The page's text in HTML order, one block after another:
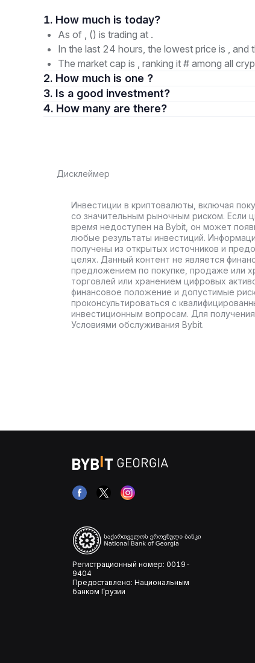
1. How much is today?
As of , () is trading at .
In the last 24 hours, the lowest price is , and
The market cap is , ranking it # among all
2. How much is one ?
3. Is a good investment?
4. How many are there?
Дисклеймер
Инвестиции в криптовалюты, включая
со значительным рыночным риском. Если
время недоступен на Bybit, он может
любые результаты инвестиций.
получены из открытых источников и
целях. Данный контент не является
предложением по покупке, продаже или
торговлей или хранением цифровых
финансовое положение и допустимые
проконсультироваться с
инвестиционным вопросам. Для
Условиями обслуживания Bybit.
Регистрационный номер: 0019-
9404
Предоставлено: Национальным
банком Грузии